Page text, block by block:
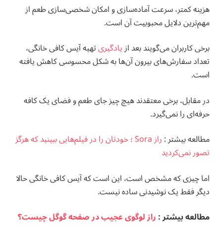
هزینه کمتر، سرعت آماده‌سازی و امکان شخصی‌سازی طعم از
مهم‌ترین دلایل محبوبیت آن است.
برخی کاربران می‌گویند بعد ازیادگیریتهیه آیس کافی خانگی،
تعداد سفارش‌های بیرون آن‌ها به شکل محسوسی کاهش یافته
است.
در مقابل، برخی معتقدند هیچ چیز جای طعم و فضای یک کافه
حرفه‌ای را نمی‌گیرد.
مطالعه بيشتر :
راز Sora ؛ خودتان را در فیلم‌هایی ببینید که هرگز
تصور نمی‌کردید
اما چیزی که مشخص است، این است که آیس کافی خانگی حالا
دیگر فقط یک نوشیدنی ساده نیست.
مطالعه بيشتر :راز لوگوی عجیب در صفحه گوگل چیست؟